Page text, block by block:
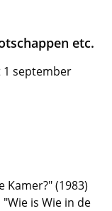
etc.
1 september
Kamer?" (1983)
is Wie in de